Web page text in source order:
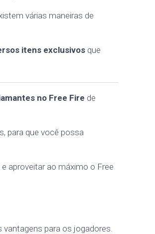
várias maneiras de
itens exclusivos que
no Free Fire de
para que você possa
aproveitar ao máximo o Free
vantagens para os jogadores.